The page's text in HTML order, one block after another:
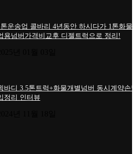
톤운송업 콜바리 4년동안 하시다가 1톤화물
용넘버가격비교후 디젤트럭으로 정리!
바디 3.5톤트럭+화물개별넘버 동시계약손
정리 인터뷰